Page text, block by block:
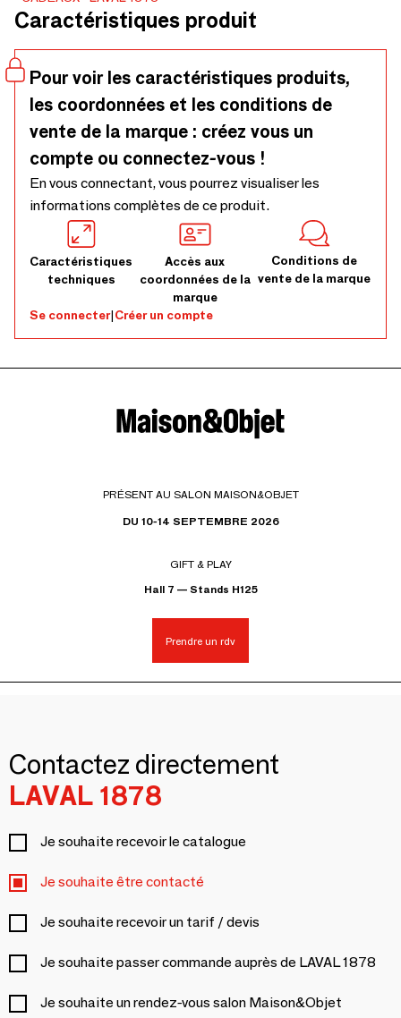
Caractéristiques produit
Pour voir les caractéristiques produits,
les coordonnées et les conditions de
vente de la marque : créez vous un
compte ou connectez-vous !
En vous connectant, vous pourrez visualiser les
informations complètes de ce produit.
Caractéristiques
techniques
Accès aux
coordonnées de la
marque
Conditions de
vente de la marque
Se connecter|Créer un compte
PRÉSENT AU SALON MAISON&OBJET
DU 10-14 SEPTEMBRE 2026
GIFT & PLAY
Hall 7 — Stands H125
Prendre un rdv
Contactez directement
LAVAL 1878
Je souhaite recevoir le catalogue
Je souhaite être contacté
Je souhaite recevoir un tarif / devis
Je souhaite passer commande auprès de LAVAL 1878
Je souhaite un rendez-vous salon Maison&Objet